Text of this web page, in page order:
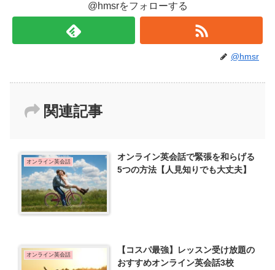
@hmsrをフォローする
@hmsr
関連記事
オンライン英会話
オンライン英会話で緊張を和らげる
5つの方法【人見知りでも大丈夫】
オンライン英会話
【コスパ最強】レッスン受け放題の
おすすめオンライン英会話3校